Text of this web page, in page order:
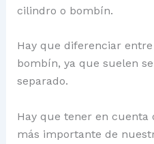
cilindro o bombín.
Hay que diferenciar
bombín, ya que suelen
separado.
Hay que tener en
más importante de